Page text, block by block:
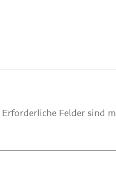
Erforderliche Felder sind